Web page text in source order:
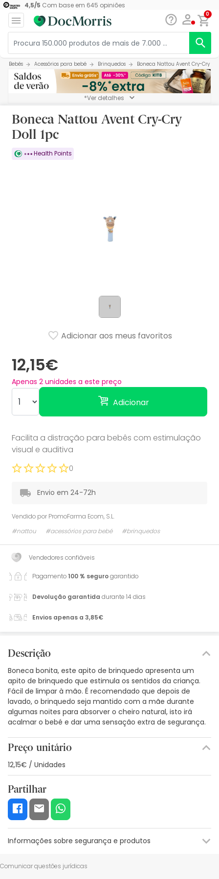
4,5/5 Com base em 645 opiniões
0
Bebés Acessórios para bebé Brinquedos Boneca Nattou Avent Cry-Cry
*Ver detalhes
Boneca Nattou Avent Cry-Cry
Doll 1pc
Health Points
12,15€
Apenas 2 unidades a este preço
Adicionar
Adicionar aos meus favoritos
Facilita a distração para bebês com estimulação
visual e auditiva
0
Envio em 24-72h
Vendido por PromoFarma Ecom, S.L.
#nattou
#acessórios para bebé #brinquedos
Vendedores confiáveis
Pagamento100 % segurogarantido
Devolução garantida durante 14 dias
Envios apenas a 3,85€
Descrição
Boneca bonita, este apito de brinquedo apresenta um
apito de brinquedo que estimula os sentidos da criança.
Fácil de limpar à mão. É recomendado que depois de
lavado, o brinquedo seja mantido com a mãe durante
algumas noites para absorver o cheiro natural, isto irá
acalmar o bebé e dar uma sensação extra de segurança.
Preço unitário
12,15€ / Unidades
Partilhar
Informações sobre segurança e produtos
Recursos de segurança visual
Comunicar questões jurídicas